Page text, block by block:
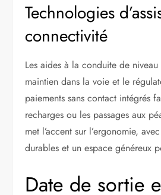
Technologies
connectivité
Les aides à la conduite de
maintien dans la voie et le
paiements sans contact intégrés
recharges ou les passages aux
met l’accent sur l’ergonomie,
durables et un espace généreux
Date de sortie